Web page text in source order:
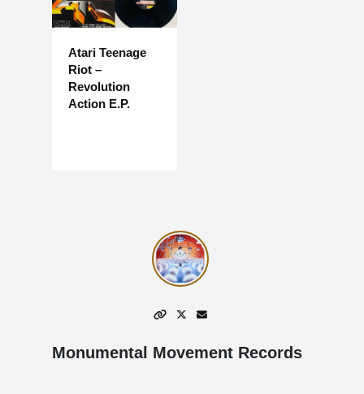
Atari Teenage
Riot –
Revolution
Action E.P.
Monumental Movement Records